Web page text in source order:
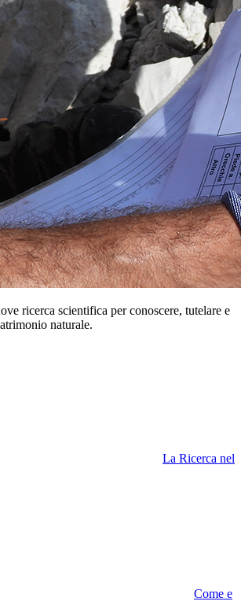
ricerca scientifica per conoscere, tutelare e
naturale.
La Ricerca nel
Come e